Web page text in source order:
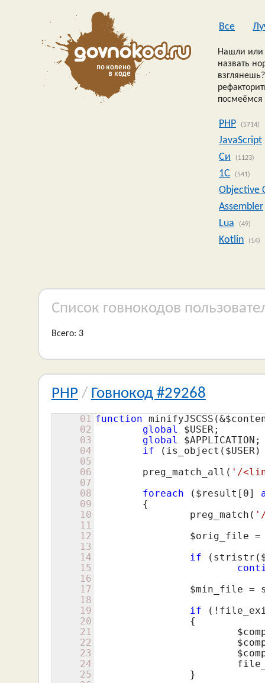
Все
Нашли или
назвать
посмеёмся
PHP (5714)
JavaScript
Си
(1123)
1C (541)
Objective
Assembler
Lua
(49)
Kotlin (14)
Список говнокодов
Всего: 3
PHP / Говнокод #29268
01
02
03
04
05
06
07
08
09
10
11
12
13
14
15
16
17
18
19
20
21
22
23
24
25
function minifyJSCSS(&
global
$USER;
global
$APPLICATION ;
if (is_object( $USER)
	preg_match_all(
'/
foreach ( $result [ 0]
		preg_match(
$orig_file =
if (stristr(
$min_file =
if